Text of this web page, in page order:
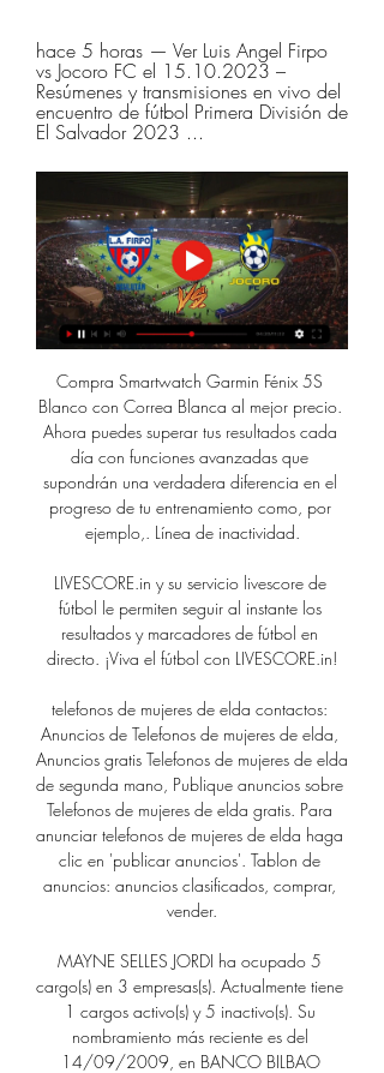
hace 5 horas — Ver Luis Angel Firpo
vs Jocoro FC el 15.10.2023 –
Resúmenes y transmisiones en vivo del
encuentro de fútbol Primera División de
El Salvador 2023 ...
Compra Smartwatch Garmin Fénix 5S Blanco con Correa Blanca al mejor precio. Ahora puedes superar tus resultados cada día con funciones avanzadas que supondrán una verdadera diferencia en el progreso de tu entrenamiento como, por ejemplo,. Línea de inactividad.

LIVESCORE.in y su servicio livescore de fútbol le permiten seguir al instante los resultados y marcadores de fútbol en directo. ¡Viva el fútbol con LIVESCORE.in!

telefonos de mujeres de elda contactos: Anuncios de Telefonos de mujeres de elda, Anuncios gratis Telefonos de mujeres de elda de segunda mano, Publique anuncios sobre Telefonos de mujeres de elda gratis. Para anunciar telefonos de mujeres de elda haga clic en 'publicar anuncios'. Tablon de anuncios: anuncios clasificados, comprar, vender.

MAYNE SELLES JORDI ha ocupado 5 cargo(s) en 3 empresas(s). Actualmente tiene 1 cargos activo(s) y 5 inactivo(s). Su nombramiento más reciente es del 14/09/2009, en BANCO BILBAO VIZCAYA ARGENTARIA SA, donde MAYNE SELLES JORDI ejerce el cargo de Apoderado mancomunado.

Barcelona vs. Athletic Club Bilbao, Real Madrid vs. Celta y Atlético de Madrid vs. Getafe EN VIVO ONLINE por los partidos de la fecha en la Liga Santander 2019-2020 EN DIRECTO …

Perú vs Uruguay Transmisión en vivo Partido Amistoso 2019 este Martes 15 Octubre 2019. Por Wilfredo deja un comentario. Perú vs Uruguay en vivo y directo Partido Amistoso 2019, El encuentro se jugara este 15 de octubre 2019, Este partido empezara a partir de las 2:00 pm Hora de México, Perú…

Madagascar (2005) Película HD en Español Latino, Madagascar (2005) HD Descarga en MEGA, DRIVE 1 link Español Latino, Ver en línea Madagascar (2005) Español Latino HD Este sitio no hospeda ningún archivo de vídeo en su servidor.

San José – 66.715 habitantes: Es uno de los barrios más populares de la ciudad y en él se agrupan zonas como el Bajo Aragón, Príncipe Felipe o el propio San José. Santa Isabel – 13.412 habitantes: Situado al este de la ciudad, a orillas del Río Gállego.

El alumno interesado en cursar el Grado en Marketing y Dirección Comercial debe ser una persona con especial interés en ampliar su cultura general y del entorno económico y social, en servir a la comunidad con un alto sentido ético en su ejercicio profesional y en relacionarse con personas, trabajando en equipo e integrándose con facilidad.

Al Ain, que juega la competición por ser anfitrión, dio la gran sorpresa al eliminar, en la tanda de penaltis (5-4), al argentino River Plate, tras acabar el tiempo reglamentario y el posterior suplementario en igualada (2-2), siendo el primer finalista del Mundial de Clubes …

El Campeonato Copa de Campeones Paraguarí 2017 es la fase de clasificación de la Super Copa Paraguay 2018 en el Departamento Paraguarí . El torneo es organizado por la Federación de Fútbol del Noveno Departamento Paraguarí y por la Unión del Fútbol del Interior, se lleva a cabo con la participación de 12 de los 15 campenoes ligas del.

Luego de la dolorosa derrota de Alianza Lima por 3 a 0 contra Comerciantes Unidos por la fecha 8 del Torneo de Verano y encajar 3 partidos sin poder ganar en el campeonato local, el equipo de Pablo Bengoechea entrará al receso pero no tendrá descanso, pues enfrentará a Unión Huaral este sábado a …

Ver el archivo adjunto 632 Esta es la Liga de Portugal que contiene a todos los equipos de la Liga NOS Portuguesa. Estadio / Manager / Uniforme / Escudo de los equipos de la Liga Portuguesa por Angeltorero:

Se fueron siete completas en el Parque Kukulcán, Diablos Rojos del México 1-4 Leones de Yucatán Luis Juáez también saca un elevado que termina con la entrada, Diablos Rojos van por la hazaña en las últimas dos entradas ¡SENCILLO DE LIDDI! El italiano que ya conectó un home run en el partido pega línea que va para el jardín derecho

Olmecas barre a Saraperos en Liga Mexicana. el tabasqueño Juan Pablo Oramas condujo a Olmecas al triunfo de 9-0 sobre Saraperos de Saltillo en encuentro de la jornada de este jueves.De esta manera,. quien trabajó en cinco entradas.Además Guerreros de Oaxaca ganó 9-7 a Acereros de Monclova con buen trabajo del zacatecano Gonzalo Sanudo

Firpo Jocoro en vivo minuto a minuto EN VIVO Jocoro F.C. L.A hace 18 horas — Partido Jocoro vs CD Luis Angel Firpo - El Salvador. Primera División (2/4/2023): Marcador en vivo, retransmisión, estadísticas y resultados ...

Lanús recibe a Vélez en la despedida de Jorge Almirón El entrenador, tres veces campeón con el ‘Granate’, seguirá su carrera en Las Palmas de España. Luego de la derrota ante Gremio, Lanús vivirá esta tarde una jornada emotiva en su partido ante Vélez: la despedida de Jorge Almirón, quizás el entrenador más relevante de la historia del club.

Los resultados en vivo: Praiense vs Sintrense en los juegos La tercera Liga Portuguesa. Presentamos el resultado del partido en vivo, la composición de los equipos antes …

JOCORO   vs FIRPO ! APERTURA 2023 ! CUARTOS DE YouTube YouTube 2:13:42 YouTube Charlie07SV 30 nov 2023 30 nov 2023

Toda la actualidad informativa nacional e internacional de la mano de Susanna Griso: Entrevistas, mesa de debate, política, sucesos, reportajes y mucho más.

O’Higgins le había puesto presión a Universidad Católica con la goleada del sábado en el estadio El Cobre, alcanzándolo en el primer lugar del Torneo de Apertura. Pero el cuadro estudiantil cumplió con su tarea y derrotó por 2-1 a Cobreloa en el cierre de la 13ª fecha en el estadio San Carlos de Apoquindo.

Sotheby's International Realty - Corredores de Propiedades. Chile Sotheby's International Realty. Fundada en 1976, la marca Sotheby's International Realty® es una única y exclusiva red de agencias de corretaje que ofrecen una amplia colección de casas de lujo y terrenos en todo el mundo.

EN VIVO JOCORO F.C. C.D. FIRPO TORNEO - YouTube YouTube YouTube 2:11:48 YouTube Radio YSKL FM 20 ago 2023 20 ago 2023

Jocoro: marcadores en directo, resultados y partidos Luis Ángel Firpo. Jocoro. 06.03. 13:00. Municipal Limeño. Jocoro. 09.03. 13:00. Jocoro. Santa Tecla. 16.03. 14:00. Jocoro. Platense Municipal. 23.03. 14:00.

Nacional Pescadores rechazan la llegada de barco con salmones contaminados a Puerto Montt. El barco Seikongen se ha transformado en el invitado más indeseable del sur de Chile.

Perfil de la Universidad Michoacana de San Nicolás de Hidalgo. La Universidad Michoacana de San Nicolás de Hidalgo inició sus labores en el año de 1917 siendo la primer universidad autónoma de América latina, hasta hoy en día es la máxima casa de estudios del estado de Michoacán.

Alberto Arcega Macuil @betonoticias Los Pericos de Puebla enfrentarán a Rieleros de Aguascalientes en su regreso al estadio Hermanos Serdán, luego de sostener series ante los Tigres de Quintana Roo y Leones de Yucatán. Los emplumados iniciarán esta serie con marca de 43-40, para ser segundos en la Zona Sur, mientras que Rieleros tienen.

Otra vez de fiesta, Las Reinas derrotaron por 5-1 a Liniers, en el marco de la octava fecha del torneo de Primera B. Los goles los convirtieron: Zorai...

Información: El resultado Talleres de Córdoba vs. Tigre de Fútbol de Argentina se muestra en tiempo real. Si la transmisión en vivo y en directo no se encuentra disponible, el resultado será actualizado apenas finalice el partido.

Care is Safer Care(una atención limpia es una atención más segura) de la OMS, motivado por la demanda generada en este campo, ha asumido el reto de elaborar este documento guía. Las cuestiones clave identificadas fueron: 1) el riesgo de transmisión e infección, especialmente la transmisión a través de las manos, en el ámbito ambulatorio;

Estudiantes de Mérida visitará éste sábado 26 de octubre al Portuguesa FC, en una nueva edición del clásico más antiguo del futbol nacional. En el estadio José Antonio Páez, de la ciudad de Guanare, será sede del cotejo entre estudiantes y Portuguesa, partido válido por la fecha 17 del clausura 2019 de la liga del fútbol venezolano.

En un dramático final, ganó esta noche Soles de Mexicali a Capitanes de l. a. Ciudad de México por 92-91, para igualar 1-1 los angeles final de la Conferencia Sur de los angeles Liga Nacional de Baloncesto Profesional ( LNBP).A 55 segundos del final, Lucas Martínez marcó un triple para poner l. a. pizarra 92-91 y después en posesiones del.

FIRPO   vs JOCORO ! CLAUSURA 2023 ! JORNADA 16 ! EL YouTube YouTube 2:09:47 YouTube Charlie07SV 12 abr 2023 12 abr 2023

CD LA Firpo - Jocoro FC Partidos relacionados hace 6 horas — Cartelera UFCLa Liga Partidos y ResultadosLa Liga ClasificaciónVer Tenis en directoFútbol noticias. SOBRE NOSOTROS. Acerca de Eurosport ...

¡Es oficial! El partido entre La Equidad vs Atlético Nacional de este sábado, por la fecha 5 de la Liga Águila 2019-II se jugará finalmente en el estadio El Campín, luego de que el equipo ‘Asegurador’ haya solicitado a la Alcaldia de Bogotá el préstamo del escenario para este encuentro.

Costa de Marfil, las noticias de actualidad y hemeroteca de Costa. 2018-11-12 El lateral del Elche no ha sido convocado por Venezuela para sus partidos amistosos ante Japón e Irán -El delantero. cada envite para seguir enganchados a la azotea de la Liga teniendo en cuenta que esta jornada hay un enfrentamiento directo entre Granada.

El año 1985 en la Isla de Tajimo, la Academia Naval del Japón rindió tributo a quienes consideraba los 3 héroes máximos en la historia naval mundial: el Almirante inglés Nelson (heróe de Trafalgar), el Capitán chileno Arturo Prat Chacón (heróe de Iquique) y el Almirante japonés Togo (héroe de Tsushima).

SAG Villa Ballester es el favorito en este cruce y de ganar igualará la línea del actual puntero Manuel Dorrego, aunque UNLU también está en la pelea. Lo más positivo para el Pincha, es que sus rivales directos chocarán contra rivales y podrían dejar puntos en el camino.

En directo Firpo vs Jocoro en vivo CD Luis Angel Firpo vs Jo hace 16 horas — En directo Firpo vs Jocoro en vivo CD Luis Angel Firpo vs Jocoro U20 en vivo 06.03.2024 06/03/2024 Primera Divi